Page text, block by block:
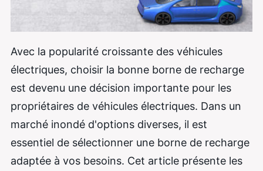
Avec la popularité croissante des véhicules
électriques, choisir la bonne borne de recharge
est devenu une décision importante pour les
propriétaires de véhicules électriques. Dans un
marché inondé d'options diverses, il est
essentiel de sélectionner une borne de recharge
adaptée à vos besoins. Cet article présente les